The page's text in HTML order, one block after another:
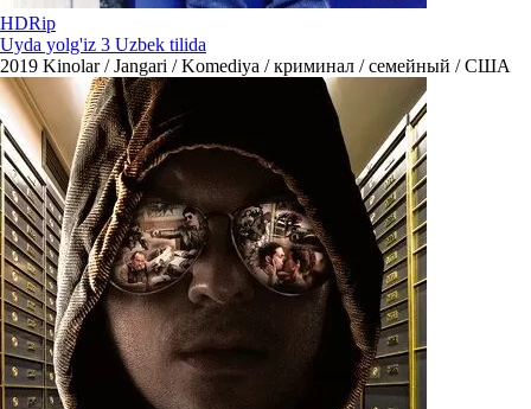
HDRip
Uyda yolg'iz 3 Uzbek tilida
2019 Kinolar / Jangari / Komediya / криминал / семейный / США